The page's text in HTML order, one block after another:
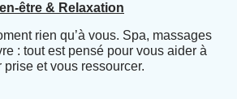
être & Relaxation
rien qu’à vous. Spa, massages
: tout est pensé pour vous aider à
prise et vous ressourcer.